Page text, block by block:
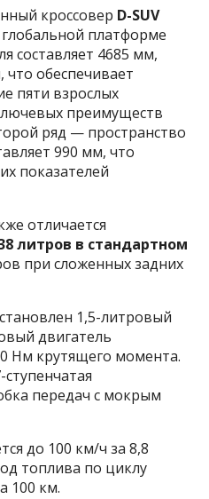
кроссовер D-SUV
платформе
составляет 4685 мм,
что обеспечивает
пяти взрослых
преимуществ
ряд — пространство
990 мм, что
показателей
отличается
литров в стандартном
при сложенных задних
1,5-литровый
двигатель
Нм крутящего момента.
передач с мокрым
до 100 км/ч за 8,8
топлива по циклу
100 км.